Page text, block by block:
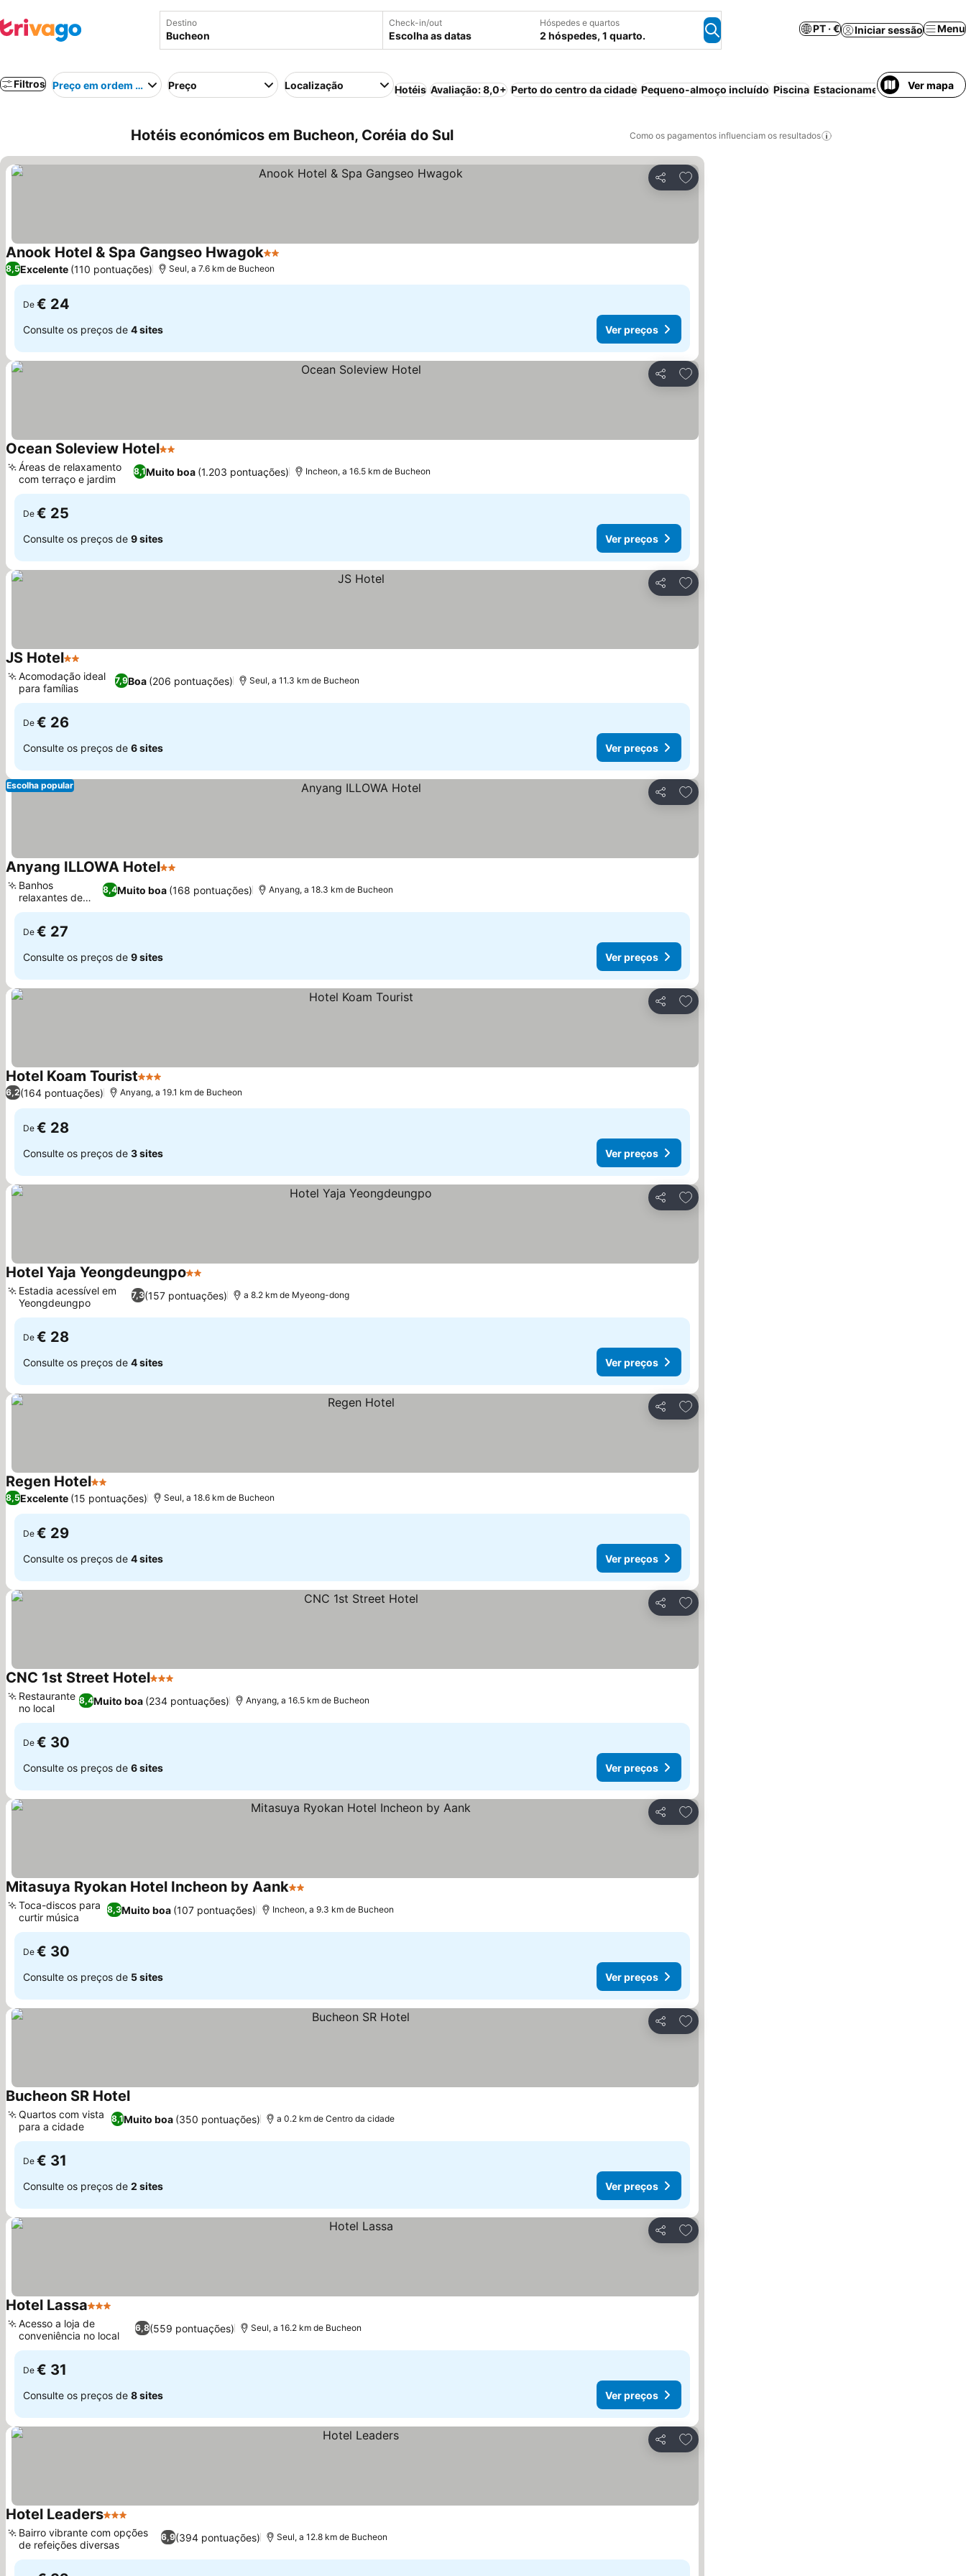
Destino Check-in/out
Escolha as datas
Hóspedes e quartos
2 hóspedes, 1 quarto.
PT · € Iniciar sessão Menu
Filtros Preço em ordem crescentePreço Localização Hotéis Avaliação: 8,0+ Perto do centro da cidade Pequeno-almoço incluído Piscina Estacionamento Ver mapa
Hotéis económicos em Bucheon, Coréia do Sul Como os pagamentos influenciam os resultados
Partilhar
Adicionar aos favoritos
Anook Hotel & Spa Gangseo Hwagok2 Estrelas
8,5Excelente (110 pontuações) Seul, a 7.6 km de Bucheon
De € 24
Consulte os preços de 4 sites Ver preços
Partilhar
Adicionar aos favoritos
Ocean Soleview Hotel2 Estrelas
8,1Muito boa (1.203 pontuações)
Áreas de relaxamento
com terraço e jardim
Incheon, a 16.5 km de Bucheon
De € 25
Consulte os preços de 9 sites Ver preços
Partilhar
Adicionar aos favoritos
JS Hotel2 Estrelas
7,9Boa (206 pontuações)
Acomodação ideal
para famílias
Seul, a 11.3 km de Bucheon
De € 26
Consulte os preços de 6 sites Ver preços
Partilhar
Adicionar aos favoritos
Escolha popular
Anyang ILLOWA Hotel2 Estrelas
8,4Muito boa (168 pontuações)
Banhos
relaxantes de
jacuzzi
Anyang, a 18.3 km de Bucheon
De € 27
Consulte os preços de 9 sites Ver preços
Partilhar
Adicionar aos favoritos
Hotel Koam Tourist3 Estrelas
6,2(164 pontuações) Anyang, a 19.1 km de Bucheon
De € 28
Consulte os preços de 3 sites Ver preços
Partilhar
Adicionar aos favoritos
Hotel Yaja Yeongdeungpo2 Estrelas
7,3(157 pontuações)
Estadia acessível em
Yeongdeungpo
a 8.2 km de Myeong-dong
De € 28
Consulte os preços de 4 sites Ver preços
Partilhar
Adicionar aos favoritos
Regen Hotel2 Estrelas
8,5Excelente (15 pontuações) Seul, a 18.6 km de Bucheon
De € 29
Consulte os preços de 4 sites Ver preços
Partilhar
Adicionar aos favoritos
CNC 1st Street Hotel3 Estrelas
8,4Muito boa (234 pontuações)
Restaurante
no local
Anyang, a 16.5 km de Bucheon
De € 30
Consulte os preços de 6 sites Ver preços
Partilhar
Adicionar aos favoritos
Mitasuya Ryokan Hotel Incheon by Aank2 Estrelas
8,3Muito boa (107 pontuações)
Toca-discos para
curtir música
Incheon, a 9.3 km de Bucheon
De € 30
Consulte os preços de 5 sites Ver preços
Partilhar
Adicionar aos favoritos
Bucheon SR Hotel
8,1Muito boa (350 pontuações)
Quartos com vista
para a cidade
a 0.2 km de Centro da cidade
De € 31
Consulte os preços de 2 sites Ver preços
Partilhar
Adicionar aos favoritos
Hotel Lassa3 Estrelas
6,8(559 pontuações)
Acesso a loja de
conveniência no local
Seul, a 16.2 km de Bucheon
De € 31
Consulte os preços de 8 sites Ver preços
Partilhar
Adicionar aos favoritos
Hotel Leaders3 Estrelas
6,9(394 pontuações)
Bairro vibrante com opções
de refeições diversas
Seul, a 12.8 km de Bucheon